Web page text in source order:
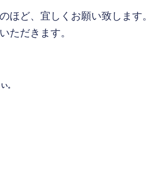
ほど、宜しくお願い致します。
ただきます。
。